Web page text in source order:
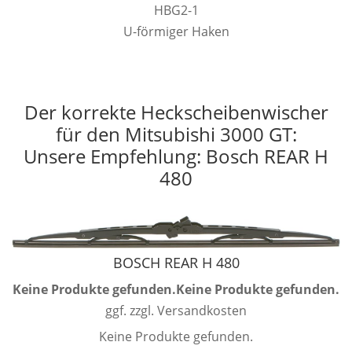
HBG2-1
U-förmiger Haken
Der korrekte Heckscheibenwischer
für den Mitsubishi 3000 GT:
Unsere Empfehlung: Bosch REAR H
480
BOSCH REAR H 480
Keine Produkte gefunden.Keine Produkte gefunden.
ggf. zzgl. Versandkosten
Keine Produkte gefunden.